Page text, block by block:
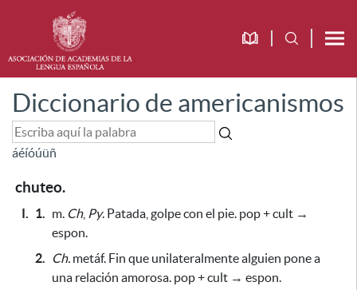
Diccionario de americanismos
áéíóúüñ
chuteo.
I. 1. m. Ch, Py. Patada, golpe con el pie. pop + cult →
espon.
2.
Ch. metáf. Fin que unilateralmente alguien pone a
una relación amorosa. pop + cult → espon.